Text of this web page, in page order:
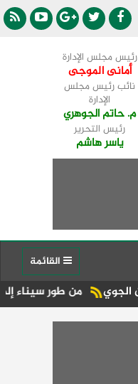
رئيس مجلس الإدارة
أمانى الموجى
نائب رئيس مجلس
الإدارة
م. حاتم الجوهري
رئيس التحرير
ياسر هاشم
من طور سيناء إلى منصة الجمهورية المركز الـ11